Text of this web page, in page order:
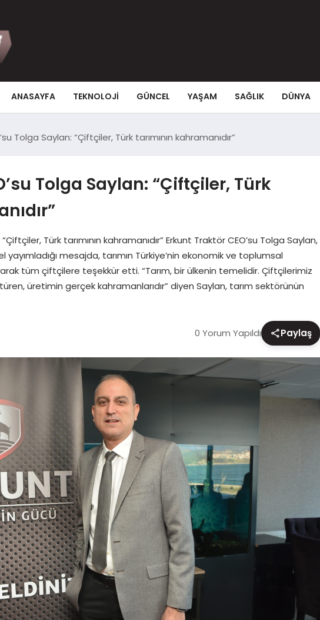
ANASAYFA TEKNOLOJI GÜNCEL YAŞAM SAĞLIK DÜNYA
Tolga Saylan: “Çiftçiler, Türk tarımının kahramanıdır”
Tolga Saylan: “Çiftçiler, Türk
Türk tarımının kahramanıdır” Erkunt Traktör CEO’su Tolga Saylan,
yayımladığı mesajda, tarımın Türkiye’nin ekonomik ve toplumsal
tüm çiftçilere teşekkür etti. “Tarım, bir ülkenin temelidir. Çiftçilerimiz
üretimin gerçek kahramanlarıdır” diyen Saylan, tarım sektörünün
0 Yorum Yapıldı Paylaş